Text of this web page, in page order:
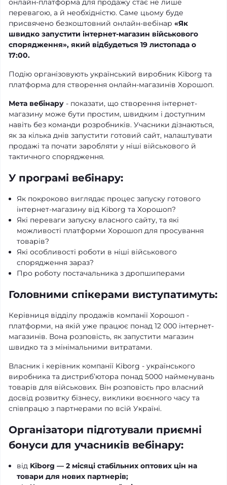
онлайн-платформа для продажу стає не лише
перевагою, а й необхідністю. Саме цьому буде
присвячено безкоштовний онлайн-вебінар «Як
швидко запустити інтернет-магазин військового
спорядження», який відбудеться 19 листопада о
17:00.
Подію організовують український виробник Kiborg та
платформа для створення онлайн-магазинів Хорошоп.
Мета вебінару - показати, що створення інтернет-
магазину може бути простим, швидким і доступним
навіть без команди розробників. Учасники дізнаються,
як за кілька днів запустити готовий сайт, налаштувати
продажі та почати заробляти у ніші військового й
тактичного спорядження.
У програмі вебінару:
Як покроково виглядає процес запуску готового
інтернет-магазину від Kiborg та Хорошоп?
Які переваги запуску власного сайту, та які
можливості платформи Хорошоп для просування
товарів?​
Які особливості роботи в ніші військового
спорядження зараз?
Про роботу постачальника з дропшиперами
Головними спікерами виступатимуть:
Керівниця відділу продажів компанії Хорошоп -
платформи, на якій уже працює понад 12 000 інтернет-
магазинів. Вона розповість, як запустити магазин
швидко та з мінімальними витратами.
Власник і керівник компанії Kiborg - українського
виробника та дистриб’ютора понад 5000 найменувань
товарів для військових. Він розповість про власний
досвід розвитку бізнесу, виклики воєнного часу та
співпрацю з партнерами по всій Україні.
Організатори підготували приємні
бонуси для учасників вебінару:
від Kiborg — 2 місяці стабільних оптових цін на
товари для нових партнерів;